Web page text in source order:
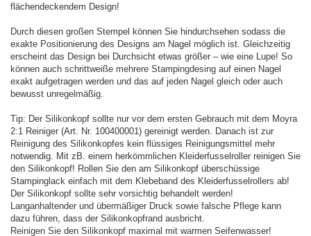
flächendeckendem Design!
Durch diesen großen Stempel können Sie hindurchsehen sodass die
exakte Positionierung des Designs am Nagel möglich ist. Gleichzeitig
erscheint das Design bei Durchsicht etwas größer – wie eine Lupe! So
können auch schrittweiße mehrere Stampingdesing auf einen Nagel
exakt aufgetragen werden und das auf jeden Nagel gleich oder auch
bewusst unregelmäßig.
Tip: Der Silikonkopf sollte nur vor dem ersten Gebrauch mit dem Moyra
2:1 Reiniger (Art. Nr. 100400001) gereinigt werden. Danach ist zur
Reinigung des Silikonkopfes kein flüssiges Reinigungsmittel mehr
notwendig. Mit zB. einem herkömmlichen Kleiderfusselroller reinigen Sie
den Silikonkopf! Rollen Sie den am Silikonkopf überschüssige
Stampinglack einfach mit dem Klebeband des Kleiderfusselrollers ab!
Der Silikonkopf sollte sehr vorsichtig behandelt werden!
Langanhaltender und übermäßiger Druck sowie falsche Pflege kann
dazu führen, dass der Silikonkopfrand ausbricht.
Reinigen Sie den Silikonkopf maximal mit warmen Seifenwasser!